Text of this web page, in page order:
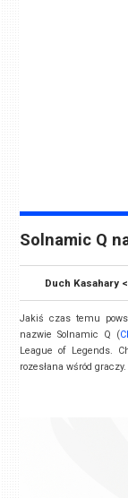
Solnamic Q
Duch Kasahary
Jakiś czas temu
nazwie Solnamic Q (
League of Legends.
rozesłana wśród graczy.